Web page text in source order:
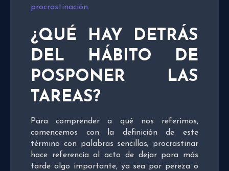
procrastinación.
¿QUÉ HAY DETRÁS
DEL HÁBITO DE
POSPONER LAS
TAREAS?
Para comprender a qué nos referimos,
comencemos con la definición de este
término con palabras sencillas; procrastinar
hace referencia al acto de dejar para más
tarde algo importante, ya sea por pereza o